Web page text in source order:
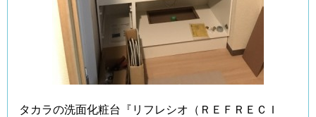
タカラの洗面化粧台『リフレシオ（ＲＥＦＲＥＣＩ